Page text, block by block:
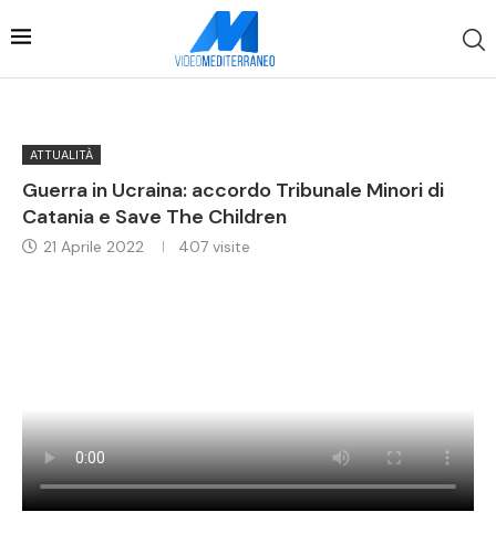
ATTUALITÀ
Guerra in Ucraina: accordo Tribunale Minori di
Catania e Save The Children
21 Aprile 2022 407 visite